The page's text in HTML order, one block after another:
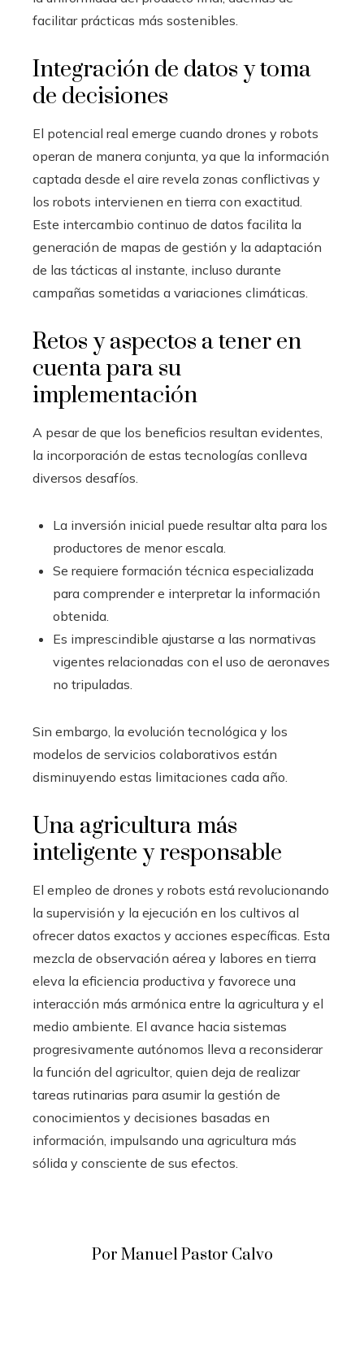
facilitar prácticas más sostenibles.
Integración de datos y toma
de decisiones
El potencial real emerge cuando drones y robots
operan de manera conjunta, ya que la información
captada desde el aire revela zonas conflictivas y
los robots intervienen en tierra con exactitud.
Este intercambio continuo de datos facilita la
generación de mapas de gestión y la adaptación
de las tácticas al instante, incluso durante
campañas sometidas a variaciones climáticas.
Retos y aspectos a tener en
cuenta para su
implementación
A pesar de que los beneficios resultan evidentes,
la incorporación de estas tecnologías conlleva
diversos desafíos.
La inversión inicial puede resultar alta para los
productores de menor escala.
Se requiere formación técnica especializada
para comprender e interpretar la información
obtenida.
Es imprescindible ajustarse a las normativas
vigentes relacionadas con el uso de aeronaves
no tripuladas.
Sin embargo, la evolución tecnológica y los
modelos de servicios colaborativos están
disminuyendo estas limitaciones cada año.
Una agricultura más
inteligente y responsable
El empleo de drones y robots está revolucionando
la supervisión y la ejecución en los cultivos al
ofrecer datos exactos y acciones específicas. Esta
mezcla de observación aérea y labores en tierra
eleva la eficiencia productiva y favorece una
interacción más armónica entre la agricultura y el
medio ambiente. El avance hacia sistemas
progresivamente autónomos lleva a reconsiderar
la función del agricultor, quien deja de realizar
tareas rutinarias para asumir la gestión de
conocimientos y decisiones basadas en
información, impulsando una agricultura más
sólida y consciente de sus efectos.
Por Manuel Pastor Calvo